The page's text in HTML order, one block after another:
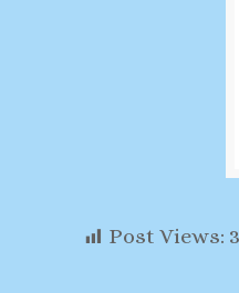
Post Views: